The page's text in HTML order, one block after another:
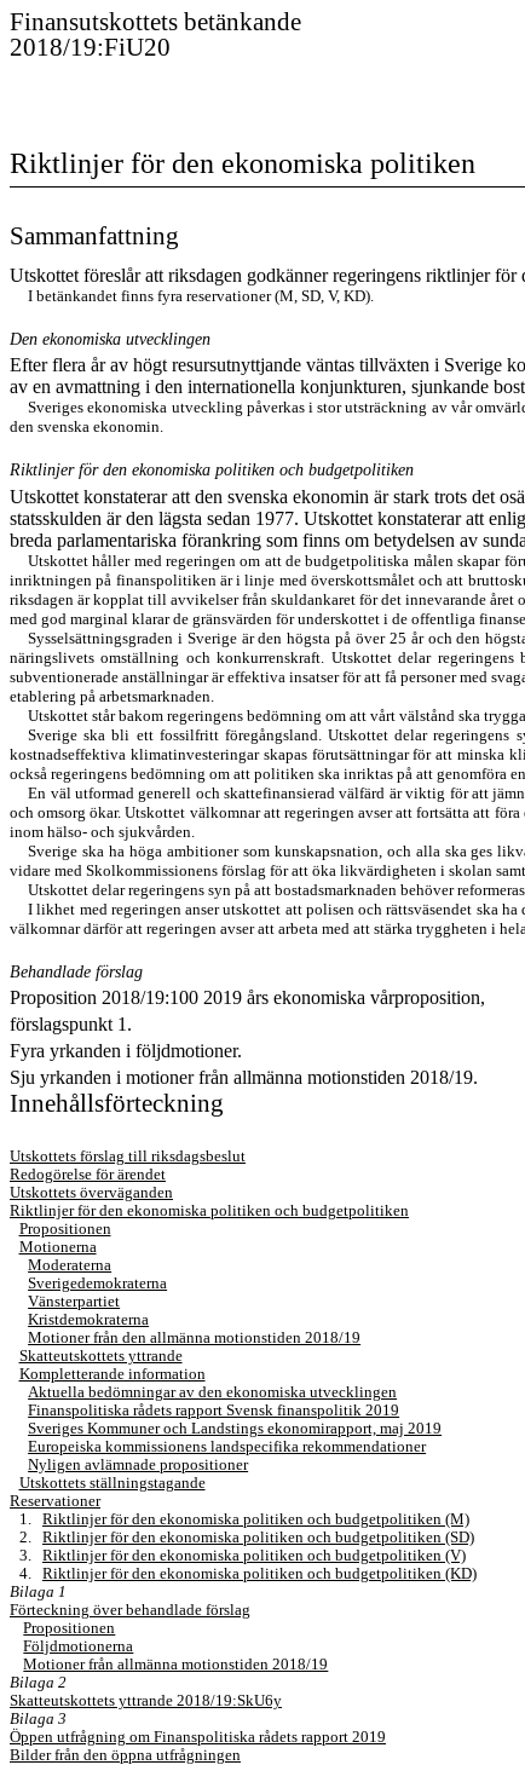
Finansutskottets betänkande
2018/19:FiU20
Riktlinjer för den ekonomiska politiken
Sammanfattning
Utskottet föreslår att riksdagen godkänner regeringens riktlinjer för
I betänkandet finnsfyra reservationer (M, SD, V, KD).
Den ekonomiska utvecklingen
Efter flera år av högt resursutnyttjande väntas tillväxten i Sverige
av en avmattning i den internationella konjunkturen, sjunkande
Sverigesekonomiska utveckling påverkasi stor utsträckning av vår
den svenska ekonomin.
Riktlinjer för den ekonomiska politiken och budgetpolitiken
Utskottet konstaterar att den svenska ekonomin är stark trots det
statsskulden är den lägsta sedan 1977. Utskottet konstaterar att
breda parlamentariska förankring som finns om betydelsen av
Utskottet håller med regeringen om att de budgetpolitiska målen skapar
inriktningen på finanspolitiken är i linje med överskottsmålet och att
riksdagen är kopplat till avvikelser från skuldankaret för det innevarande året
med god marginal klarar de gränsvärden för underskottet i de offentliga
Sysselsättningsgraden i Sverige är den högsta på över 25 år och den
näringslivets omställning och konkurrenskraft. Utskottet delar
subventionerade anställningar är effektiva insatser för att få personer med
etablering på arbetsmarknaden.
Utskottet står bakom regeringens bedömning om att vårt välstånd ska
Sverige ska bli ett fossilfritt föregångsland .Utskottet delar regeringens
kostnadseffektiva klimatinvesteringar skapas förutsättningar för att
också regeringens bedömning om att politiken ska inriktas på att genomföra
En väl utformad generell och skattefinansierad välfärd är viktig för att
och omsorg ökar. Utskottet välkomnar att regeringen avser att fortsättaatt föra
inom hälso- och sjukvården.
Sverige ska ha höga ambitioner som kunskapsnation och alla ska ges
vidare med Skolkommissionens förslag för att öka likvärdigheten i skolan
Utskottetdelarregeringens syn på att bostadsmarknaden behöver
I likhet med regeringen anser utskottet att polisen och rättsväsendet ska
välkomnar därför att regeringen avser att arbeta med att stärka tryggheten i
Behandlade förslag
Proposition 2018/19:100 2019 års ekonomiska vårproposition,
förslagspunkt 1 .
Fyra yrkanden i följdmotioner.
Sju yrkanden i motionerfrån allmänna motionstiden 2018/19.
Innehållsförteckning
Utskottets förslag till riksdagsbeslut
Redogörelse för ärendet
Utskottets överväganden
Riktlinjer för den ekonomiska politiken och budgetpolitiken
Propositionen
Motionerna
Moderaterna
Sverigedemokraterna
Vänsterpartiet
Kristdemokraterna
Motioner från den allmänna motionstiden 2018/19
Skatteutskottets yttrande
Kompletterande information
Aktuella bedömningar av den ekonomiska utvecklingen
Finanspolitiska rådets rapport Svensk finanspolitik 2019
Sveriges Kommuner och Landstings ekonomirapport, maj 2019
Europeiska kommissionens landspecifika rekommendationer
Nyligen avlämnade propositioner
Utskottets ställningstagande
Reservationer
1.
Riktlinjer för den ekonomiska politiken och budgetpolitiken (M)
2.
Riktlinjer för den ekonomiska politiken och budgetpolitiken (SD)
3.
Riktlinjer för den ekonomiska politiken och budgetpolitiken (V)
4.
Riktlinjer för den ekonomiska politiken och budgetpolitiken (KD)
Bilaga 1
Förteckning över behandlade förslag
Propositionen
Följdmotionerna
Motioner från allmänna motionstiden 2018/19
Bilaga 2
Skatteutskottets yttrande 2018/19:SkU6y
Bilaga 3
Öppen utfrågning om Finanspolitiska rådets rapport 2019
Bilder från den öppna utfrågningen